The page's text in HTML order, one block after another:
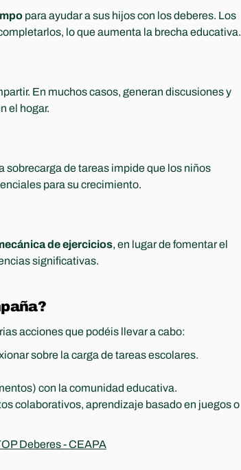
para ayudar a sus hijos con los deberes. Los
lo que aumenta la brecha educativa.
En muchos casos, generan discusiones y
el hogar.
sobrecarga de tareas impide que los niños
para su crecimiento.
de ejercicios, en lugar de fomentar el
significativas.
acciones que podéis llevar a cabo:
sobre la carga de tareas escolares.
con la comunidad educativa.
colaborativos, aprendizaje basado en juegos o
Deberes - CEAPA